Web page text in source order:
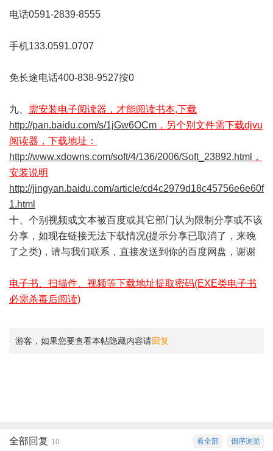
电话0591-2839-8555
手机133.0591.0707
免长途电话400-838-9527按0
九、 需安装电子阅读器，才能阅读书本,下载
http://pan.baidu.com/s/1jGw6OCm ，另个别文件需下载djvu
阅读器，下载地址：
http://www.xdowns.com/soft/4/136/2006/Soft_23892.html
，
安装说明
http://jingyan.baidu.com/article/cd4c2979d18c45756e6e60f
1.html
十、个别视频或文本被百度或其它部门认为限制分享或不该
分享，如现在链接无法下载情况(提示分享已取消了，来晚
了之类)，请与我们联系，直接发送到你的百度网盘，谢谢
电子书、扫描件、视频等下载地址提取密码(EXE类电子书
必需杀毒后阅读)
游客，如果您要查看本帖隐藏内容请回复
倒序浏览
看全部
全部回复 10